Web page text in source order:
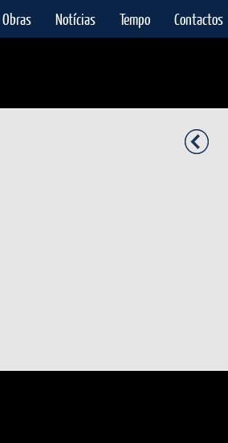
Obras Notícias Tempo Contactos